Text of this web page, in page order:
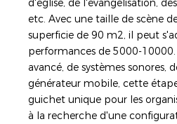
d'église, de l'évangélisation,
etc. Avec une taille de scène
superficie de 90 m2, il peut
performances de 5000-
avancé, de systèmes sonores,
générateur mobile, cette
guichet unique pour les
à la recherche d'une